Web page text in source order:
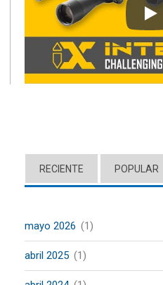
Play
RECIENTE POPULAR
mayo 2026 (1)
abril 2025 (1)